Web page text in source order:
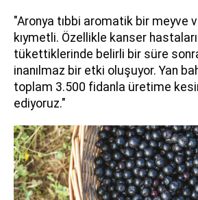
"Aronya tıbbi aromatik bir meyve
kıymetli. Özellikle kanser
tükettiklerinde belirli bir süre
inanılmaz bir etki oluşuyor. Yan
toplam 3.500 fidanla üretime
ediyoruz."